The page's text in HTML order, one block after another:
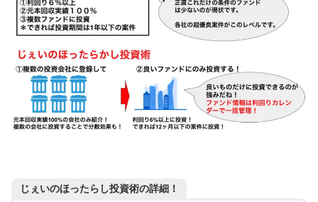
じぇいのほったらし投資術の詳細！